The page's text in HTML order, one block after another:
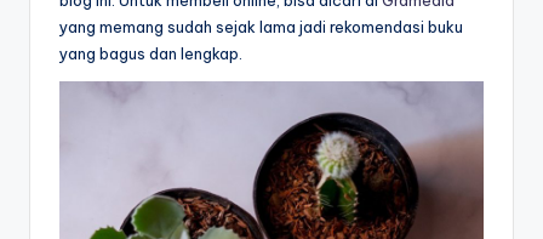
yang memang sudah sejak lama jadi rekomendasi buku
yang bagus dan lengkap.